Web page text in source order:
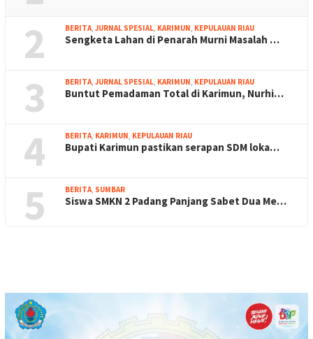
2 BERITA JURNAL SPESIAL KARIMUN KEPULAUAN RIAU
Sengketa Lahan di Penarah Murni Masalah …
3 BERITA JURNAL SPESIAL KARIMUN KEPULAUAN RIAU
Buntut Pemadaman Total di Karimun, Nurhi…
4 BERITA KARIMUN KEPULAUAN RIAU
Bupati Karimun pastikan serapan SDM loka…
5 BERITA SUMBAR
Siswa SMKN 2 Padang Panjang Sabet Dua Me…